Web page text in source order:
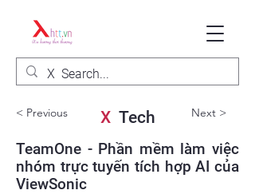
< Previous X Tech Next >
TeamOne - Phần mềm làm việc
nhóm trực tuyến tích hợp AI của
ViewSonic